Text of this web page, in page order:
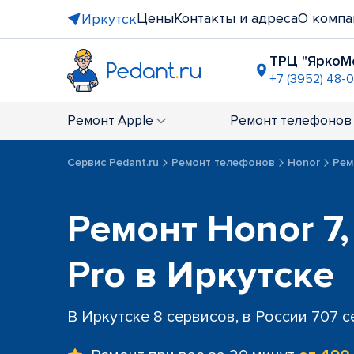
ИркутскЦеныКонтакты и адресаО
ТРЦ
+7 (3952) 48-
+7 (3952)
ост.
+7 (3952)
Ремонт Apple Ремонт телефонов
Сервис Pedant.ru Ремонт телефонов Honor
Ремонт Honor
Pro в Иркутске
В Иркутске 8 сервисов, в России 707